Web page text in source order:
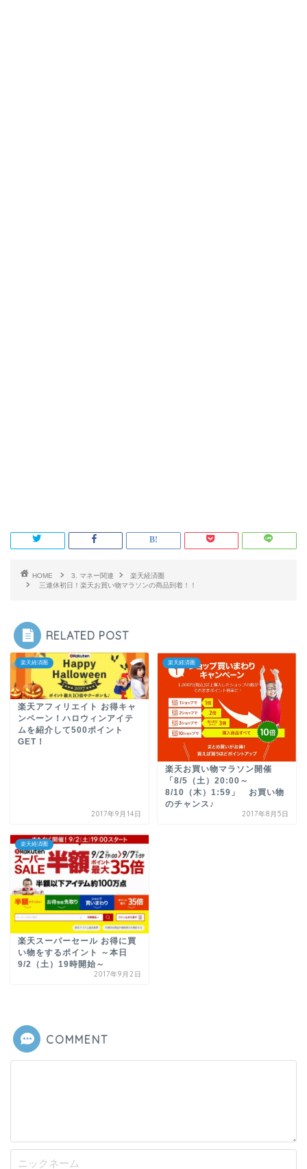
HOME 3. マネー関連
楽天経済圏
三連休初日！楽天お買い物マラソンの商品到着！！
RELATED POST
楽天経済圏
楽天アフィリエイト お得キャ
ンペーン！ハロウィンアイテ
ムを紹介して500ポイント
GET！
2017年9月14日
楽天経済圏
楽天お買い物マラソン開催
「8/5（土）20:00～
8/10（木）1:59」 お買い物
のチャンス♪
2017年8月5日
楽天経済圏
楽天スーパーセール お得に買
い物をするポイント ～本日
9/2（土）19時開始～
2017年9月2日
COMMENT